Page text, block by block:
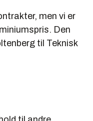
men vi er
Den
til Teknisk